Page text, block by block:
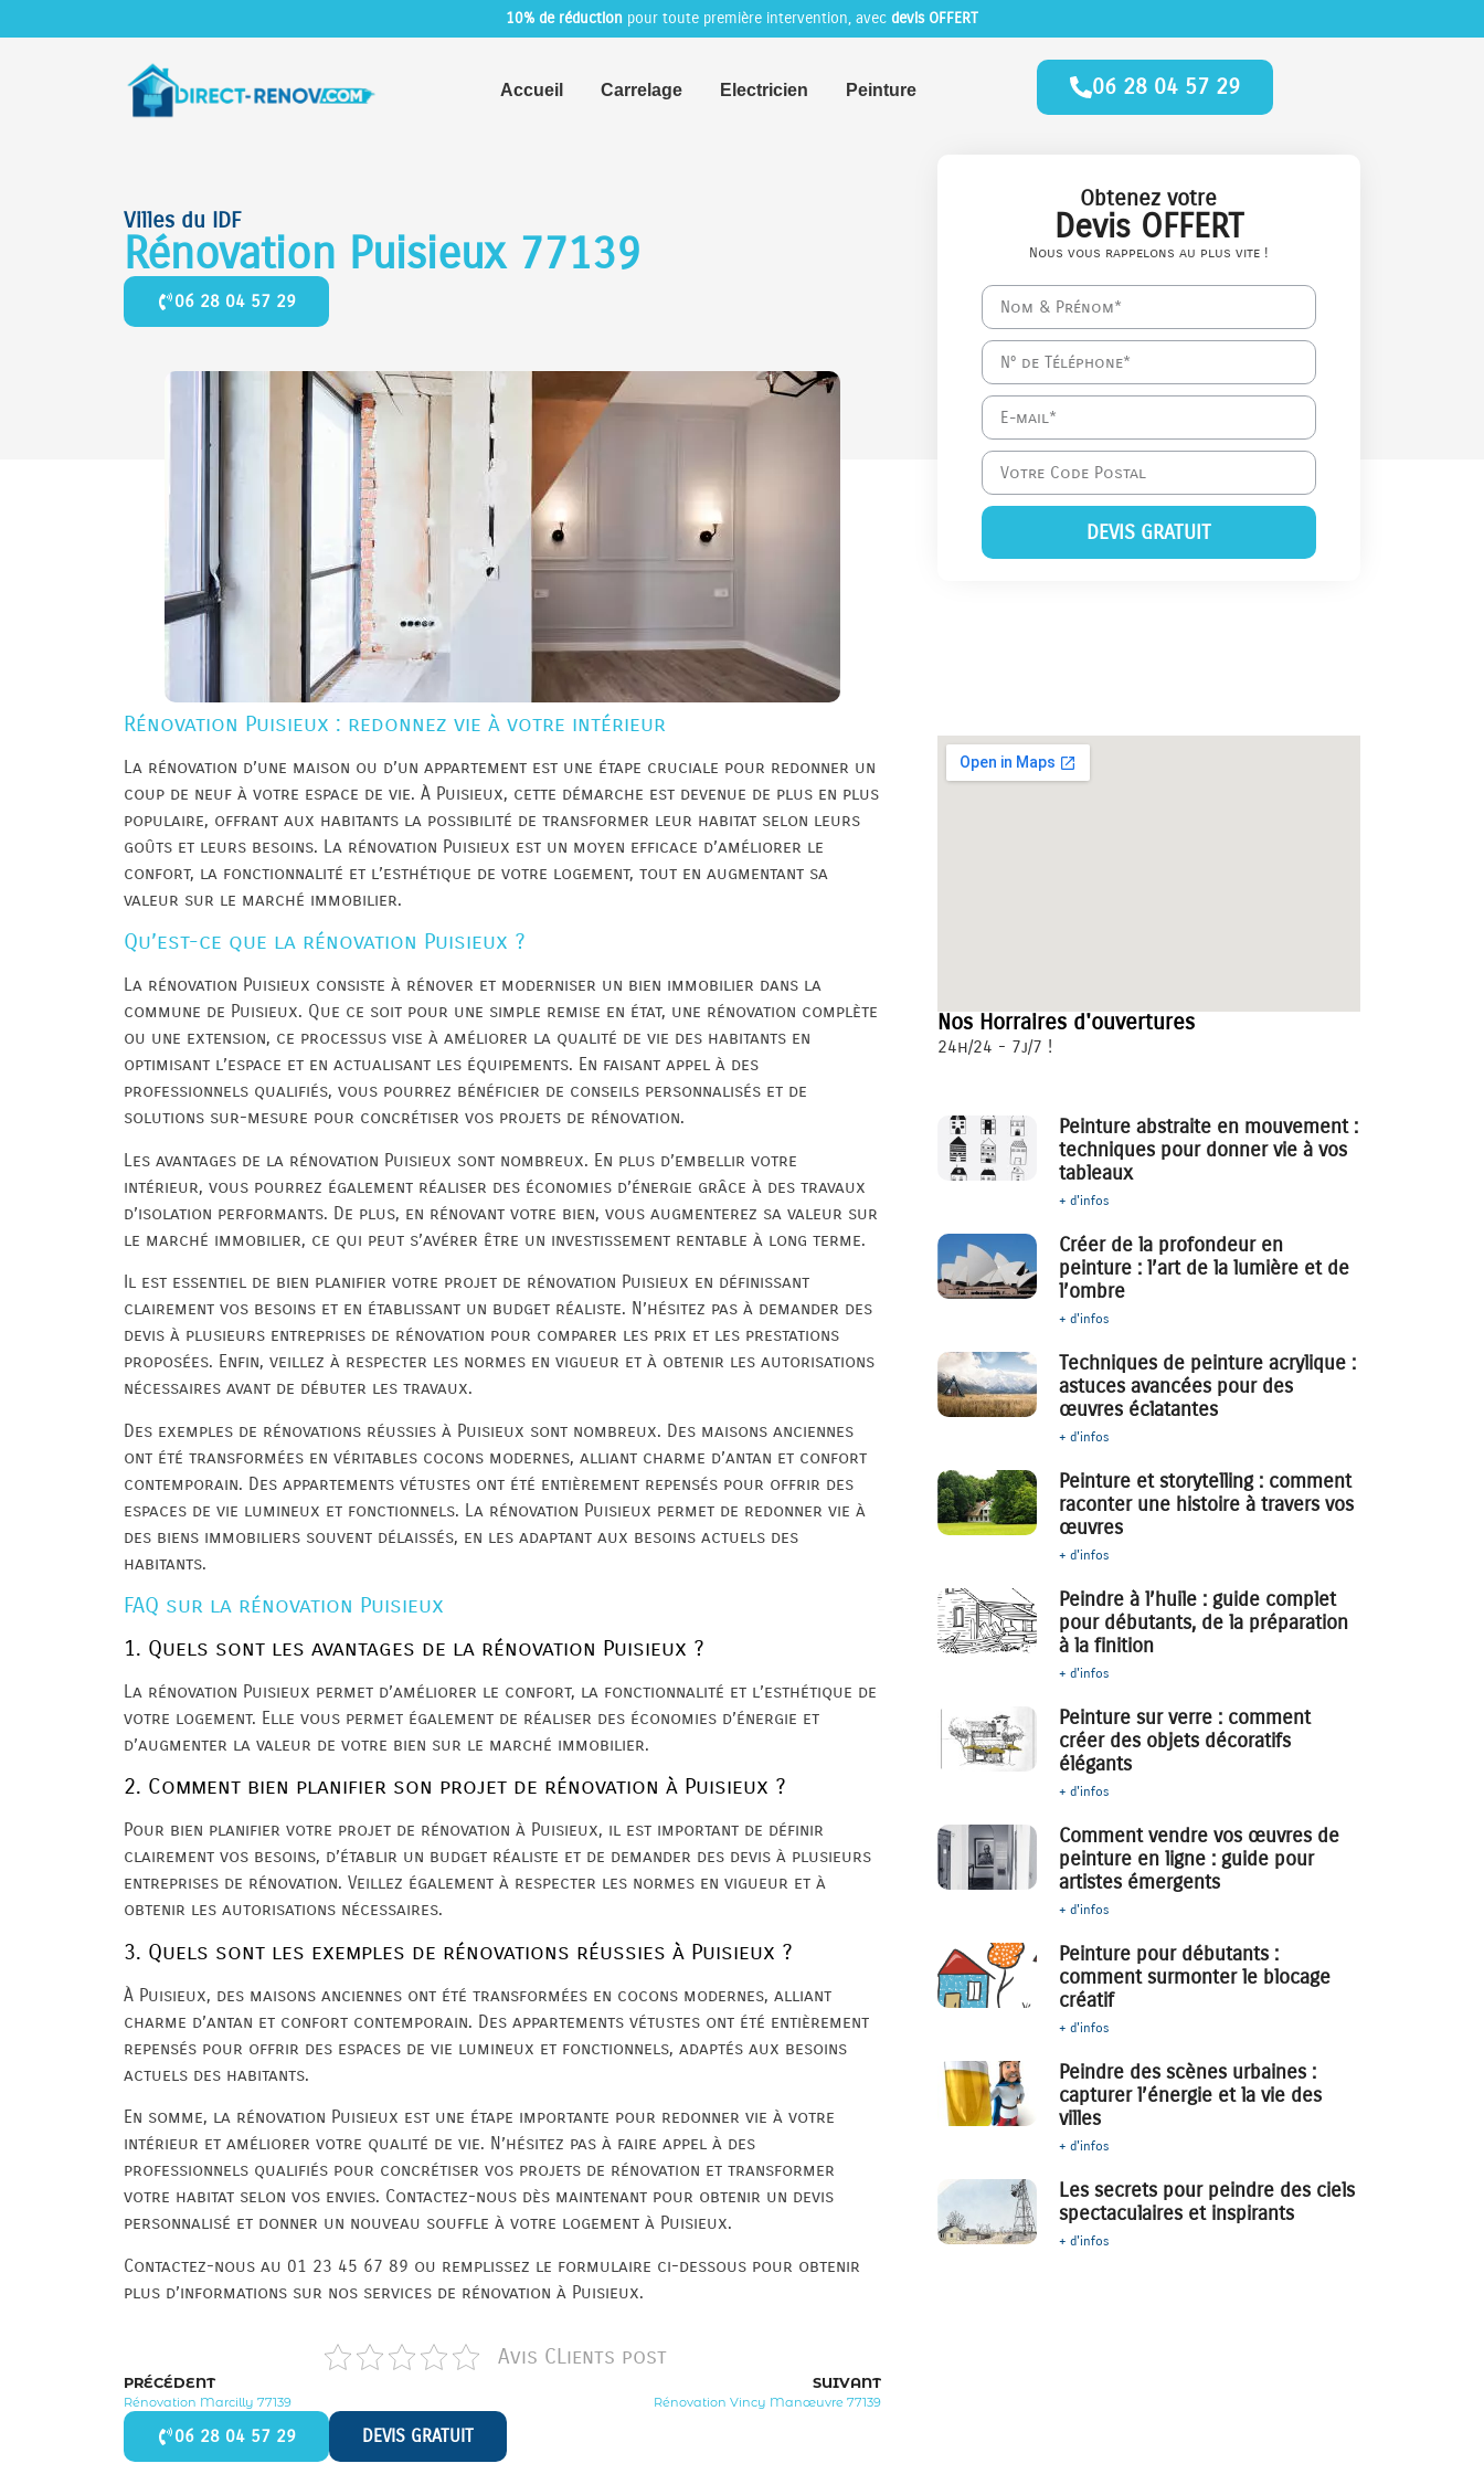
10% de réduction pour toute première intervention, avec devis OFFERT
Accueil Carrelage Electricien Peinture 06 28 04 57 29
Villes du IDF
Rénovation Puisieux 77139
06 28 04 57 29
Obtenez votre
Devis OFFERT
Nous vous rappelons au plus vite !
DEVIS GRATUIT
Rénovation Puisieux : redonnez vie à votre intérieur
La rénovation d’une maison ou d’un appartement est une étape cruciale pour redonner un
coup de neuf à votre espace de vie. À Puisieux, cette démarche est devenue de plus en plus
populaire, offrant aux habitants la possibilité de transformer leur habitat selon leurs
goûts et leurs besoins. La rénovation Puisieux est un moyen efficace d’améliorer le
confort, la fonctionnalité et l’esthétique de votre logement, tout en augmentant sa
valeur sur le marché immobilier.
Qu’est-ce que la rénovation Puisieux ?
La rénovation Puisieux consiste à rénover et moderniser un bien immobilier dans la
commune de Puisieux. Que ce soit pour une simple remise en état, une rénovation complète
ou une extension, ce processus vise à améliorer la qualité de vie des habitants en
optimisant l’espace et en actualisant les équipements. En faisant appel à des
professionnels qualifiés, vous pourrez bénéficier de conseils personnalisés et de
solutions sur-mesure pour concrétiser vos projets de rénovation.
Les avantages de la rénovation Puisieux sont nombreux. En plus d’embellir votre
intérieur, vous pourrez également réaliser des économies d’énergie grâce à des travaux
d’isolation performants. De plus, en rénovant votre bien, vous augmenterez sa valeur sur
le marché immobilier, ce qui peut s’avérer être un investissement rentable à long terme.
Il est essentiel de bien planifier votre projet de rénovation Puisieux en définissant
clairement vos besoins et en établissant un budget réaliste. N’hésitez pas à demander des
devis à plusieurs entreprises de rénovation pour comparer les prix et les prestations
proposées. Enfin, veillez à respecter les normes en vigueur et à obtenir les autorisations
nécessaires avant de débuter les travaux.
Des exemples de rénovations réussies à Puisieux sont nombreux. Des maisons anciennes
ont été transformées en véritables cocons modernes, alliant charme d’antan et confort
contemporain. Des appartements vétustes ont été entièrement repensés pour offrir des
espaces de vie lumineux et fonctionnels. La rénovation Puisieux permet de redonner vie à
des biens immobiliers souvent délaissés, en les adaptant aux besoins actuels des
habitants.
FAQ sur la rénovation Puisieux
1. Quels sont les avantages de la rénovation Puisieux ?
La rénovation Puisieux permet d’améliorer le confort, la fonctionnalité et l’esthétique de
votre logement. Elle vous permet également de réaliser des économies d’énergie et
d’augmenter la valeur de votre bien sur le marché immobilier.
2. Comment bien planifier son projet de rénovation à Puisieux ?
Pour bien planifier votre projet de rénovation à Puisieux, il est important de définir
clairement vos besoins, d’établir un budget réaliste et de demander des devis à plusieurs
entreprises de rénovation. Veillez également à respecter les normes en vigueur et à
obtenir les autorisations nécessaires.
3. Quels sont les exemples de rénovations réussies à Puisieux ?
À Puisieux, des maisons anciennes ont été transformées en cocons modernes, alliant
charme d’antan et confort contemporain. Des appartements vétustes ont été entièrement
repensés pour offrir des espaces de vie lumineux et fonctionnels, adaptés aux besoins
actuels des habitants.
En somme, la rénovation Puisieux est une étape importante pour redonner vie à votre
intérieur et améliorer votre qualité de vie. N’hésitez pas à faire appel à des
professionnels qualifiés pour concrétiser vos projets de rénovation et transformer
votre habitat selon vos envies. Contactez-nous dès maintenant pour obtenir un devis
personnalisé et donner un nouveau souffle à votre logement à Puisieux.
Contactez-nous au 01 23 45 67 89 ou remplissez le formulaire ci-dessous pour obtenir
plus d’informations sur nos services de rénovation à Puisieux.
Avis CLients post
PRÉCÉDENT
Rénovation Marcilly 77139
SUIVANT
Rénovation Vincy Manœuvre 77139
06 28 04 57 29 DEVIS GRATUIT
Nos Horraires d'ouvertures
24h/24 - 7j/7 !
Peinture abstraite en mouvement :
techniques pour donner vie à vos
tableaux
+ d'infos
Créer de la profondeur en
peinture : l’art de la lumière et de
l’ombre
+ d'infos
Techniques de peinture acrylique :
astuces avancées pour des
œuvres éclatantes
+ d'infos
Peinture et storytelling : comment
raconter une histoire à travers vos
œuvres
+ d'infos
Peindre à l’huile : guide complet
pour débutants, de la préparation
à la finition
+ d'infos
Peinture sur verre : comment
créer des objets décoratifs
élégants
+ d'infos
Comment vendre vos œuvres de
peinture en ligne : guide pour
artistes émergents
+ d'infos
Peinture pour débutants :
comment surmonter le blocage
créatif
+ d'infos
Peindre des scènes urbaines :
capturer l’énergie et la vie des
villes
+ d'infos
Les secrets pour peindre des ciels
spectaculaires et inspirants
+ d'infos